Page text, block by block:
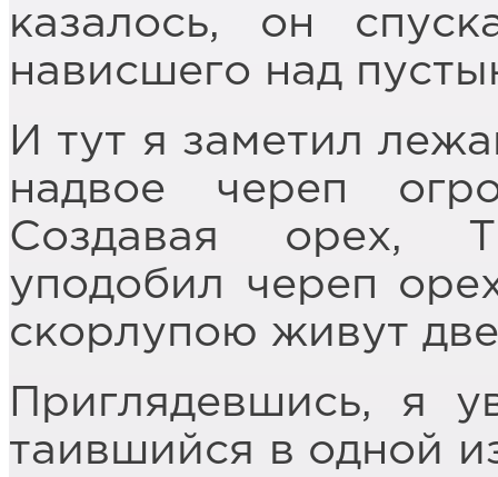
казалось, он
нависшего над
И тут я заметил
надвое череп
Создавая орех,
уподобил череп
скорлупою живут
Приглядевшись, я
таившийся в одной